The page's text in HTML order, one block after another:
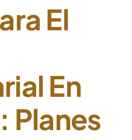
El
En
Planes